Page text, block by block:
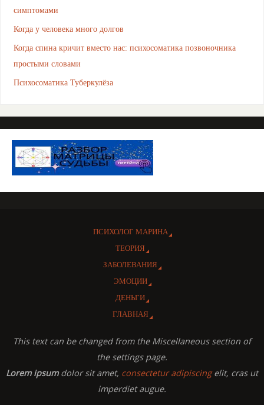
симптомами
Когда у человека много долгов
Когда спина кричит вместо нас: психосоматика позвоночника
простыми словами
Психосоматика Туберкулёза
ПСИХОЛОГ МАРИНА
ТЕОРИЯ
ЗАБОЛЕВАНИЯ
ЭМОЦИИ
ДЕНЬГИ
ГЛАВНАЯ
This text can be changed from the Miscellaneous section of
the settings page.
Lorem ipsumdolor sit amet, consectetur adipiscingelit, cras ut
imperdiet augue.